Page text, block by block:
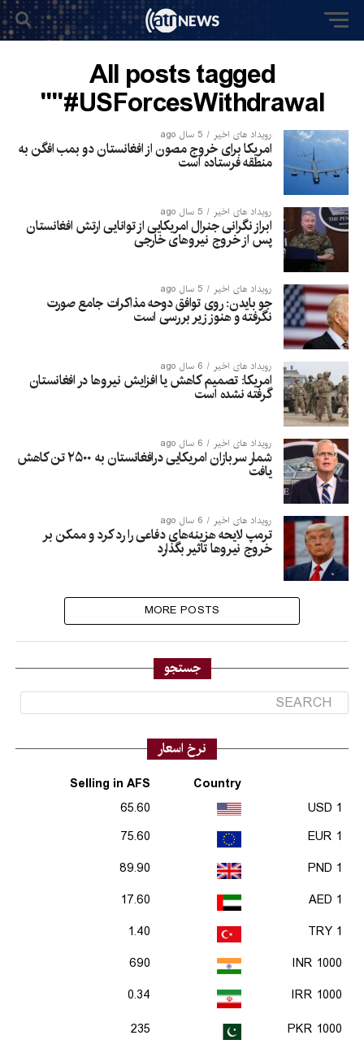
All posts tagged
"#USForcesWithdrawal"
رویداد های اخیر 5 سال ago
امریکا برای خروج مصون از افغانستان دو بمب افگن به
منطقه فرستاده است
رویداد های اخیر 5 سال ago
ابراز نگرانی جنرال امریکایی از توانایی ارتش افغانستان
پس از خروج نیروهای خارجی
رویداد های اخیر 5 سال ago
جو بایدن: روی توافق دوحه مذاکرات جامع صورت
نگرفته‌ و هنوز زیر بررسی است
رویداد های اخیر 6 سال ago
امریکا: تصمیم کاهش یا افزایش نیروها در افغانستان
گرفته نشده است
رویداد های اخیر 6 سال ago
شمار سربازان امریکایی درافغانستان به ۲۵۰۰ تن کاهش
یافت
رویداد های اخیر 6 سال ago
ترمپ لایحه هزینه‌های دفاعی را رد کرد و ممکن بر
خروج نیروها تاثیر بگذارد
MORE POSTS
جستجو
نرخ اسعار
Country
Selling in AFS
1 USD
65.60
1 EUR
75.60
1 PND
89.90
1 AED
17.60
1 TRY
1.40
1000 INR
690
1000 IRR
0.34
1000 PKR
235